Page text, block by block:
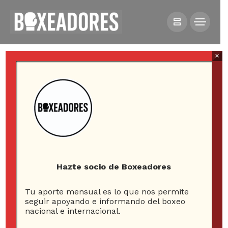
NOTICIAS
“Canelo” Álvarez: “No
Hazte socio de Boxeadores
Tu aporte mensual es lo que nos permite
seguir apoyando e informando del boxeo
nacional e internacional.
×